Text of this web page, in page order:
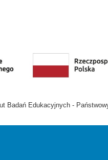
Badań Edukacyjnych -